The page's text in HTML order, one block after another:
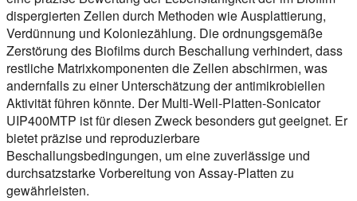
dispergierten Zellen durch Methoden wie Ausplattierung,
Verdünnung und Koloniezählung. Die ordnungsgemäße
Zerstörung des Biofilms durch Beschallung verhindert, dass
restliche Matrixkomponenten die Zellen abschirmen, was
andernfalls zu einer Unterschätzung der antimikrobiellen
Aktivität führen könnte. Der Multi-Well-Platten-Sonicator
UIP400MTP ist für diesen Zweck besonders gut geeignet. Er
bietet präzise und reproduzierbare
Beschallungsbedingungen, um eine zuverlässige und
durchsatzstarke Vorbereitung von Assay-Platten zu
gewährleisten.